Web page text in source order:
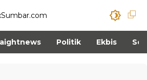
Politik Ekbis